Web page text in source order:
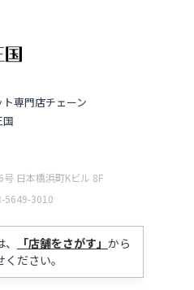
専門店チェーン
国
日本橋浜町Kビル 8F
5649-3010
「店舗をさがす」 から
ださい。